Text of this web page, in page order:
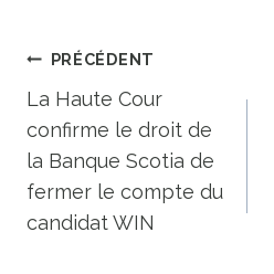
Navigation
de
l’article
PRÉCÉDENT
La Haute Cour
confirme le droit de
la Banque Scotia de
fermer le compte du
candidat WIN